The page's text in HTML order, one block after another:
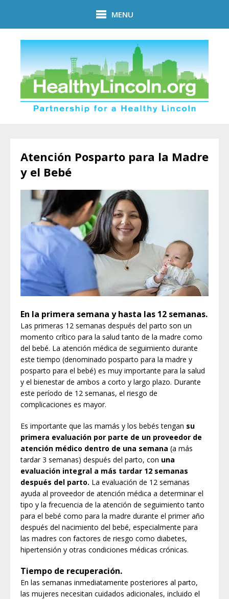
MENU
Atención Posparto para la Madre
y el Bebé
En la primera semana y hasta las 12 semanas.
Las primeras 12 semanas después del parto son un
momento crítico para la salud tanto de la madre como
del bebé. La atención médica de seguimiento durante
este tiempo (denominado posparto para la madre y
posparto para el bebé) es muy importante para la salud
y el bienestar de ambos a corto y largo plazo. Durante
este período de 12 semanas, el riesgo de
complicaciones es mayor.
Es importante que las mamás y los bebés tengan su
primera evaluación por parte de un proveedor de
atención médico dentro de una semana (a más
tardar 3 semanas) después del parto, con una
evaluación integral a más tardar 12 semanas
después del parto. La evaluación de 12 semanas
ayuda al proveedor de atención médica a determinar el
tipo y la frecuencia de la atención de seguimiento tanto
para el bebé como para la madre durante el primer año
después del nacimiento del bebé, especialmente para
las madres con factores de riesgo como diabetes,
hipertensión y otras condiciones médicas crónicas.
Tiempo de recuperación.
En las semanas inmediatamente posteriores al parto,
las mujeres necesitan cuidados adicionales, incluido el